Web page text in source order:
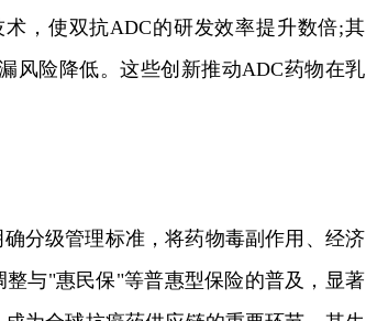
，使双抗ADC的研发效率提升数倍;其
风险降低。这些创新推动ADC药物在乳
分级管理标准，将药物毒副作用、经济
与"惠民保"等普惠型保险的普及，显著